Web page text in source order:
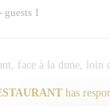
guests 1
face à la dune, loin
has